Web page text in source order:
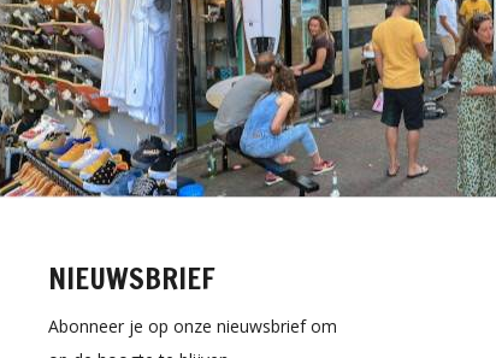
NIEUWSBRIEF
Abonneer je op onze nieuwsbrief om